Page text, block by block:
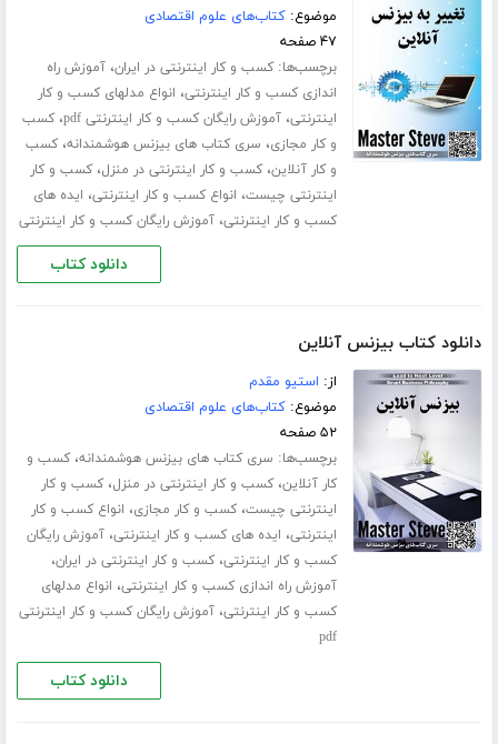
موضوع:کتاب‌های علوم اقتصادی
۴۷ صفحه
برچسب‌ها:کسب و کار اینترنتی در ایران،آموزش راه
اندازی کسب و کار اینترنتی، انواع مدلهای کسب و کار
اینترنتی،آموزش رایگان کسب و کار اینترنتی pdf ،کسب
و کار مجازی، سری کتاب های بیزنس هوشمندانه،کسب
و کار آنلاین،کسب و کار اینترنتی در منزل،کسب و کار
اینترنتی چیست، انواع کسب و کار اینترنتی، ایده های
کسب و کار اینترنتی،آموزش رایگان کسب و کار اینترنتی
دانلود کتاب
دانلود کتاب بیزنس آنلاین
از: استیو مقدم
موضوع:کتاب‌های علوم اقتصادی
۵۲ صفحه
برچسب‌ها: سری کتاب های بیزنس هوشمندانه،کسب و
کار آنلاین،کسب و کار اینترنتی در منزل،کسب و کار
اینترنتی چیست،کسب و کار مجازی، انواع کسب و کار
اینترنتی، ایده های کسب و کار اینترنتی،آموزش رایگان
کسب و کار اینترنتی،کسب و کار اینترنتی در ایران،
آموزش راه اندازی کسب و کار اینترنتی، انواع مدلهای
کسب و کار اینترنتی،آموزش رایگان کسب و کار اینترنتی
pdf
دانلود کتاب